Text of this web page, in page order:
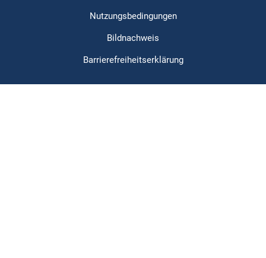
Nutzungsbedingungen
Bildnachweis
Barrierefreiheitserklärung